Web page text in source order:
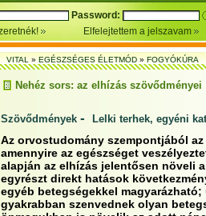
Password:
Elfelejtettem a jelszavam
VITAL»EGÉSZSÉGES ÉLETMÓD»FOGYÓKÚRA
Nehéz sors: az elhízás szövődményei
Szövődmények - Lelki terhek, egyéni
Az orvostudomány szempontjából
amennyire az egészséget
alapján az elhízás jelentősen növeli
egyrészt direkt hatások
egyéb betegségekkel
gyakrabban szenvednek olyan